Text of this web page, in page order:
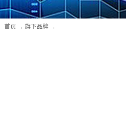
首页 → 旗下品牌 →